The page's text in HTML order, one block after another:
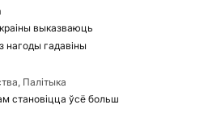
выказваюць
нагоды гадавіны
Палітыка
становіцца ўсё больш